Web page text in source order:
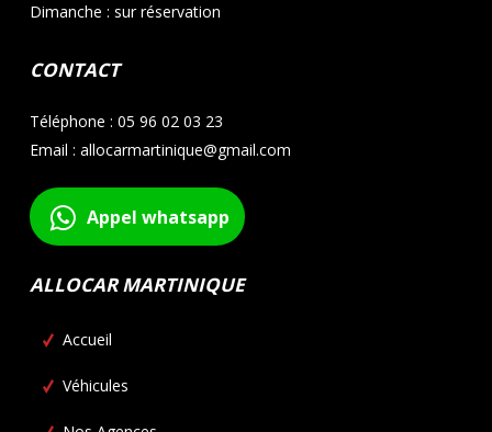
Dimanche : sur réservation
CONTACT
Téléphone : 05 96 02 03 23
Email : allocarmartinique@gmail.com
Appel whatsapp
ALLOCAR MARTINIQUE
Accueil
Véhicules